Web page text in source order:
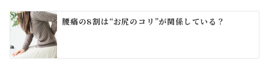
腰痛の8割は“お尻のコリ”が関係している？